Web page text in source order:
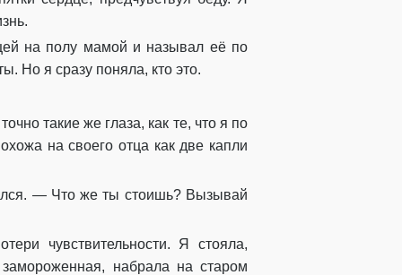
на полу мамой и называл её по
Но я сразу поняла, кто это.
такие же глаза, как те, что я по
на своего отца как две капли
— Что же ты стоишь? Вызывай
чувствительности. Я стояла,
набрала на старом